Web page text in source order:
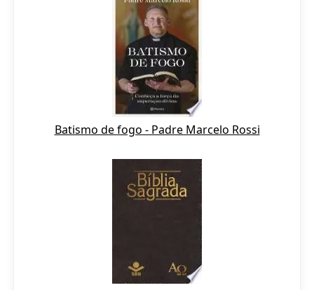
Batismo de fogo - Padre Marcelo Rossi